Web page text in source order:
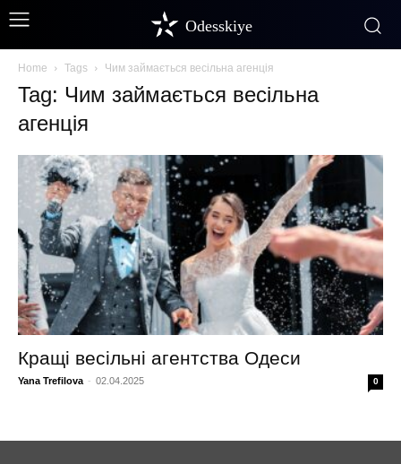
Odesskiye
Home Tags Чим займається весільна агенція
Tag: Чим займається весільна
агенція
Кращі весільні агентства Одеси
Yana Trefilova - 02.04.2025 0